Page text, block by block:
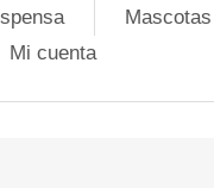
Mascotas
Mi cuenta